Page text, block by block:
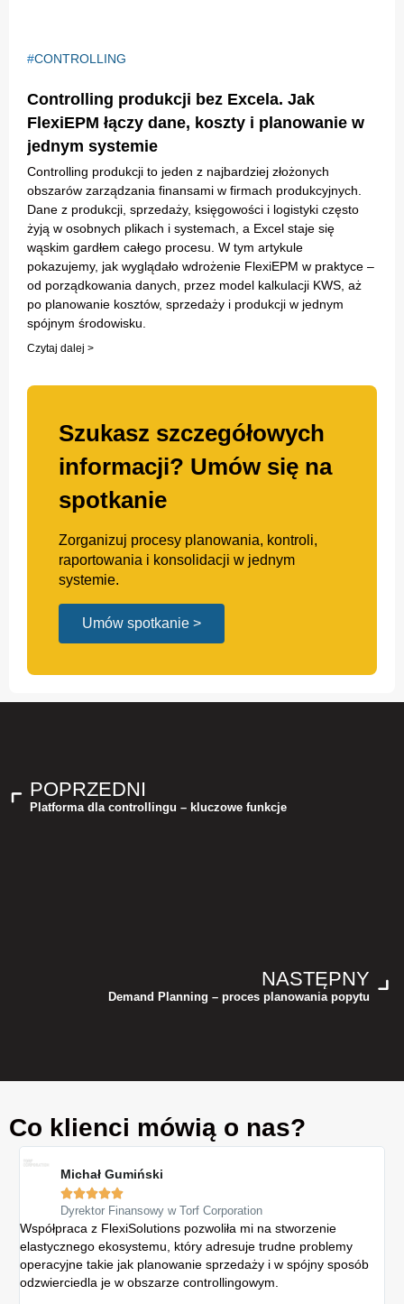
CONTROLLING
Controlling produkcji bez Excela. Jak
FlexiEPM łączy dane, koszty i planowanie w
jednym systemie
Controlling produkcji to jeden z najbardziej złożonych
obszarów zarządzania finansami w firmach produkcyjnych.
Dane z produkcji, sprzedaży, księgowości i logistyki często
żyją w osobnych plikach i systemach, a Excel staje się
wąskim gardłem całego procesu. W tym artykule
pokazujemy, jak wyglądało wdrożenie FlexiEPM w praktyce –
od porządkowania danych, przez model kalkulacji KWS, aż
po planowanie kosztów, sprzedaży i produkcji w jednym
spójnym środowisku.
Czytaj dalej >
Szukasz szczegółowych
informacji? Umów się na
spotkanie
Zorganizuj procesy planowania, kontroli,
raportowania i konsolidacji w jednym
systemie.
Umów spotkanie >
POPRZEDNI
Platforma dla controllingu – kluczowe funkcje
NASTĘPNY
Demand Planning – proces planowania popytu
Co klienci mówią o nas?
Michał Gumiński

Dyrektor Finansowy w Torf Corporation
Współpraca z FlexiSolutions pozwoliła mi na stworzenie
elastycznego ekosystemu, który adresuje trudne problemy
operacyjne takie jak planowanie sprzedaży i w spójny sposób
odzwierciedla je w obszarze controllingowym.